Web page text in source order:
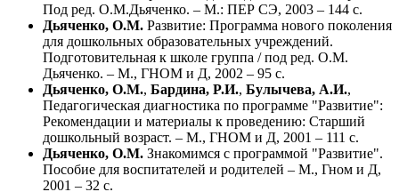
Под ред. О.М.Дьяченко. – М.: ПЕР СЭ, 2003 – 144 с.
Дьяченко, О.М. Развитие: Программа нового поколения
для дошкольных образовательных учреждений.
Подготовительная к школе группа / под ред. О.М.
Дьяченко. – М., ГНОМ и Д, 2002 – 95 с.
Дьяченко, О.М., Бардина, P.И., Булычева, А.И.,
Педагогическая диагностика по программе "Развитие":
Рекомендации и материалы к проведению: Старший
дошкольный возраст. – М., ГНОМ и Д, 2001 – 111 с.
Дьяченко, О.М. Знакомимся с программой "Развитие".
Пособие для воспитателей и родителей – М., Гном и Д,
2001 – 32 с.